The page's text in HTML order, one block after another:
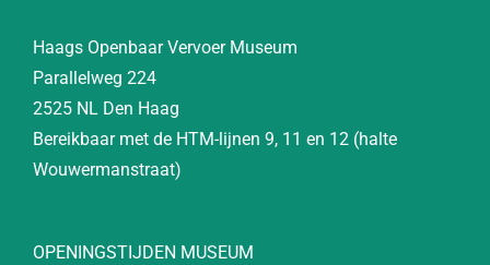
Haags Openbaar Vervoer Museum
Parallelweg 224
2525 NL Den Haag
Bereikbaar met de HTM-lijnen 9, 11 en 12 (halte
Wouwermanstraat)
OPENINGSTIJDEN MUSEUM